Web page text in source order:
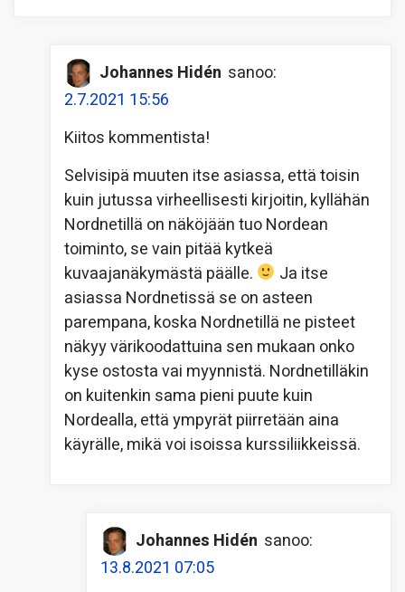
Johannes Hidén sanoo:
2.7.2021 15:56
Kiitos kommentista!
Selvisipä muuten itse asiassa, että toisin
kuin jutussa virheellisesti kirjoitin, kyllähän
Nordnetillä on näköjään tuo Nordean
toiminto, se vain pitää kytkeä
kuvaajanäkymästä päälle.
Ja itse
asiassa Nordnetissä se on asteen
parempana, koska Nordnetillä ne pisteet
näkyy värikoodattuina sen mukaan onko
kyse ostosta vai myynnistä. Nordnetilläkin
on kuitenkin sama pieni puute kuin
Nordealla, että ympyrät piirretään aina
käyrälle, mikä voi isoissa kurssiliikkeissä.
Johannes Hidén sanoo:
13.8.2021 07:05